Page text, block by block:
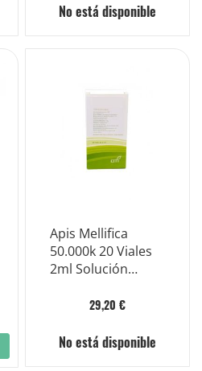
No está disponible
Apis Mellifica
50.000k 20 Viales
2ml Solución
29,20 €
No está disponible